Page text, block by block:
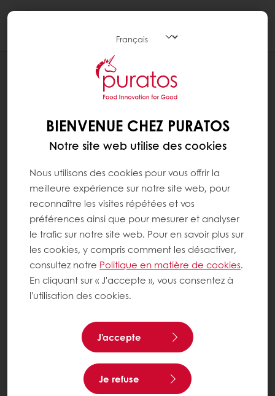
COUQUES DE SAINT-NICOLAS AVEC
BIENVENUE CHEZ PURATOS
Notre site web utilise des cookies
Nous utilisons des cookies pour vous offrir la
meilleure expérience sur notre site web, pour
reconnaître les visites répétées et vos
préférences ainsi que pour mesurer et analyser
le trafic sur notre site web. Pour en savoir plus sur
les cookies, y compris comment les désactiver,
consultez notre Politique en matière de cookies.
En cliquant sur « J'accepte », vous consentez à
l'utilisation des cookies.
J'accepte
Je refuse